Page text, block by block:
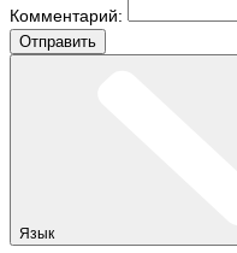
Комментарий:
Отправить
Язык